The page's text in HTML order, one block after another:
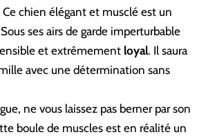
chien élégant et musclé est un
ses airs de garde imperturbable
et extrêmement loyal. Il saura
avec une détermination sans
ne vous laissez pas berner par son
boule de muscles est en réalité un